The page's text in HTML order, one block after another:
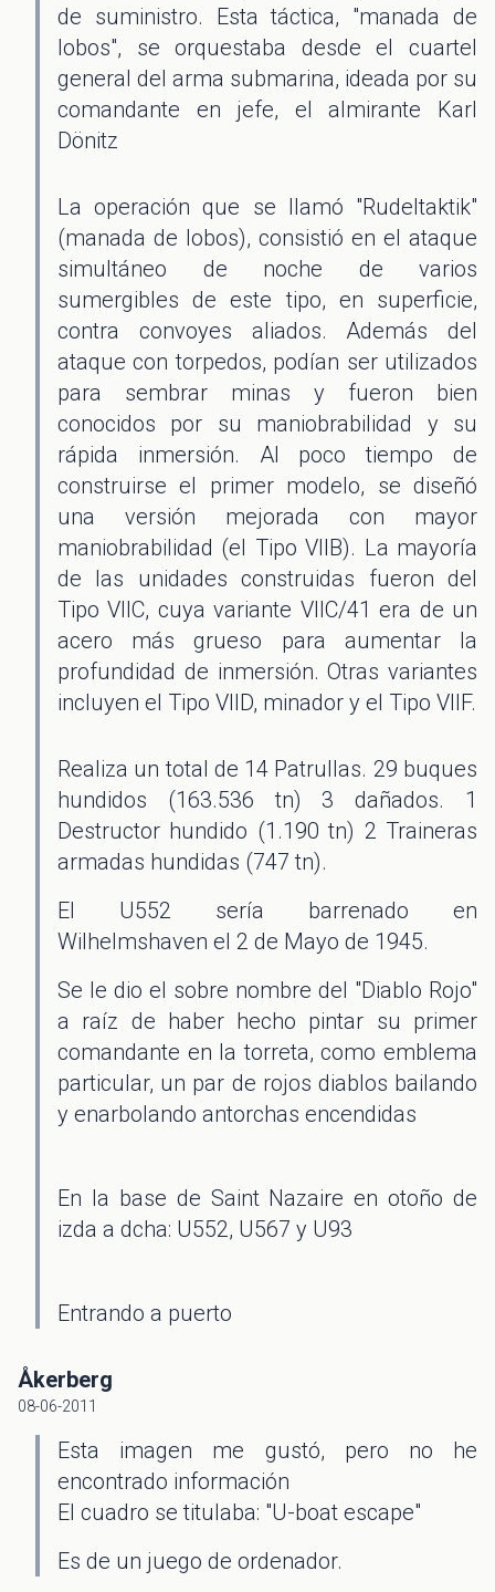
de suministro. Esta táctica, "manada de
lobos", se orquestaba desde el cuartel
general del arma submarina, ideada por su
comandante en jefe, el almirante Karl
Dönitz
La operación que se llamó "Rudeltaktik"
(manada de lobos), consistió en el ataque
simultáneo de noche de varios
sumergibles de este tipo, en superficie,
contra convoyes aliados. Además del
ataque con torpedos, podían ser utilizados
para sembrar minas y fueron bien
conocidos por su maniobrabilidad y su
rápida inmersión. Al poco tiempo de
construirse el primer modelo, se diseñó
una versión mejorada con mayor
maniobrabilidad (el Tipo VIIB). La mayoría
de las unidades construidas fueron del
Tipo VIIC, cuya variante VIIC/41 era de un
acero más grueso para aumentar la
profundidad de inmersión. Otras variantes
incluyen el Tipo VIID, minador y el Tipo VIIF.
Realiza un total de 14 Patrullas. 29 buques
hundidos (163.536 tn) 3 dañados. 1
Destructor hundido (1.190 tn) 2 Traineras
armadas hundidas (747 tn).
El U552 sería barrenado en
Wilhelmshaven el 2 de Mayo de 1945.
Se le dio el sobre nombre del "Diablo Rojo"
a raíz de haber hecho pintar su primer
comandante en la torreta, como emblema
particular, un par de rojos diablos bailando
y enarbolando antorchas encendidas
En la base de Saint Nazaire en otoño de
izda a dcha: U552, U567 y U93
Entrando a puerto
Åkerberg
08-06-2011
Esta imagen me gustó, pero no he
encontrado información
El cuadro se titulaba: "U-boat escape"
Es de un juego de ordenador.